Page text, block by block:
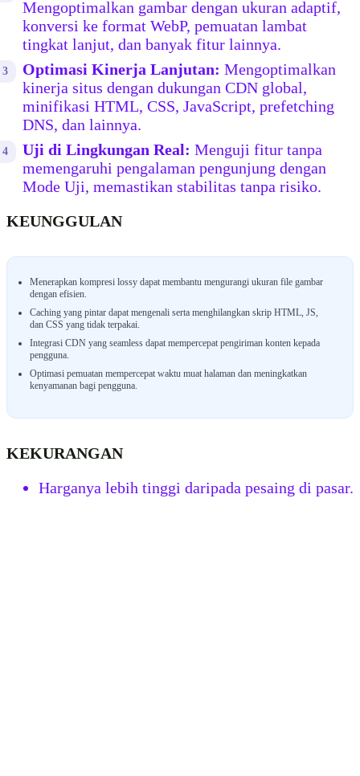
Mengoptimalkan gambar dengan ukuran adaptif,
konversi ke format WebP, pemuatan lambat
tingkat lanjut, dan banyak fitur lainnya.
Optimasi Kinerja Lanjutan: Mengoptimalkan
kinerja situs dengan dukungan CDN global,
minifikasi HTML, CSS, JavaScript, prefetching
DNS, dan lainnya.
Uji di Lingkungan Real: Menguji fitur tanpa
memengaruhi pengalaman pengunjung dengan
Mode Uji, memastikan stabilitas tanpa risiko.
KEUNGGULAN
Menerapkan kompresi lossy dapat membantu mengurangi ukuran file gambar
dengan efisien.
Caching yang pintar dapat mengenali serta menghilangkan skrip HTML, JS,
dan CSS yang tidak terpakai.
Integrasi CDN yang seamless dapat mempercepat pengiriman konten kepada
pengguna.
Optimasi pemuatan mempercepat waktu muat halaman dan meningkatkan
kenyamanan bagi pengguna.
KEKURANGAN
Harganya lebih tinggi daripada pesaing di pasar.